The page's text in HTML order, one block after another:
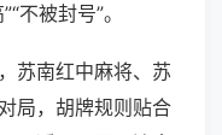
不被封号”。
苏南红中麻将、苏
局，胡牌规则贴合